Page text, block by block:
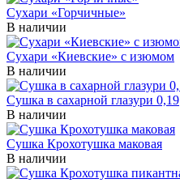
Сухари «Горчичные»
В наличии
Сухари «Киевские» с изюмом
В наличии
Сушка в сахарной глазури 0,19
В наличии
Сушка Крохотушка маковая
В наличии